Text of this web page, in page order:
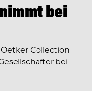
bei
Collection
bei